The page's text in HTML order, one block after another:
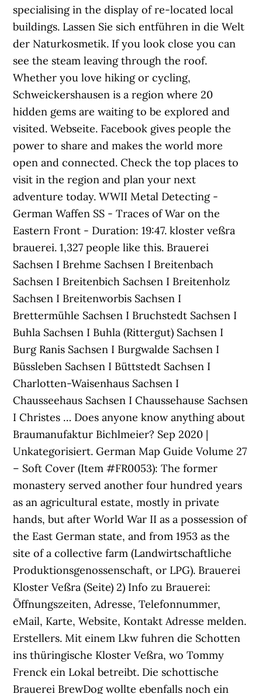
specialising in the display of re-located local
buildings. Lassen Sie sich entführen in die Welt
der Naturkosmetik. If you look close you can
see the steam leaving through the roof.
Whether you love hiking or cycling,
Schweickershausen is a region where 20
hidden gems are waiting to be explored and
visited. Webseite. Facebook gives people the
power to share and makes the world more
open and connected. Check the top places to
visit in the region and plan your next
adventure today. WWII Metal Detecting -
German Waffen SS - Traces of War on the
Eastern Front - Duration: 19:47. kloster veßra
brauerei. 1,327 people like this. Brauerei
Sachsen I Brehme Sachsen I Breitenbach
Sachsen I Breitenbich Sachsen I Breitenholz
Sachsen I Breitenworbis Sachsen I
Brettermühle Sachsen I Bruchstedt Sachsen I
Buhla Sachsen I Buhla (Rittergut) Sachsen I
Burg Ranis Sachsen I Burgwalde Sachsen I
Büssleben Sachsen I Büttstedt Sachsen I
Charlotten-Waisenhaus Sachsen I
Chausseehaus Sachsen I Chaussehause Sachsen
I Christes … Does anyone know anything about
Braumanufaktur Bichlmeier? Sep 2020 |
Unkategorisiert. German Map Guide Volume 27
– Soft Cover (Item #FR0053): The former
monastery served another four hundred years
as an agricultural estate, mostly in private
hands, but after World War II as a possession of
the East German state, and from 1953 as the
site of a collective farm (Landwirtschaftliche
Produktionsgenossenschaft, or LPG). Brauerei
Kloster Veßra (Seite) 2) Info zu Brauerei:
Öffnungszeiten, Adresse, Telefonnummer,
eMail, Karte, Website, Kontakt Adresse melden.
Erstellers. Mit einem Lkw fuhren die Schotten
ins thüringische Kloster Veßra, wo Tommy
Frenck ein Lokal betreibt. Die schottische
Brauerei BrewDog wollte ebenfalls noch ein